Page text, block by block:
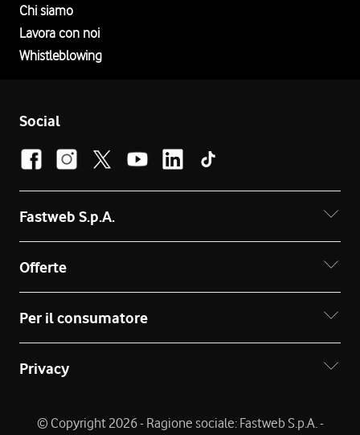
Chi siamo
Lavora con noi
Whistleblowing
Social
Fastweb S.p.A.
Offerte
Per il consumatore
Privacy
© Copyright 2026 - Ragione sociale: Fastweb S.p.A. -